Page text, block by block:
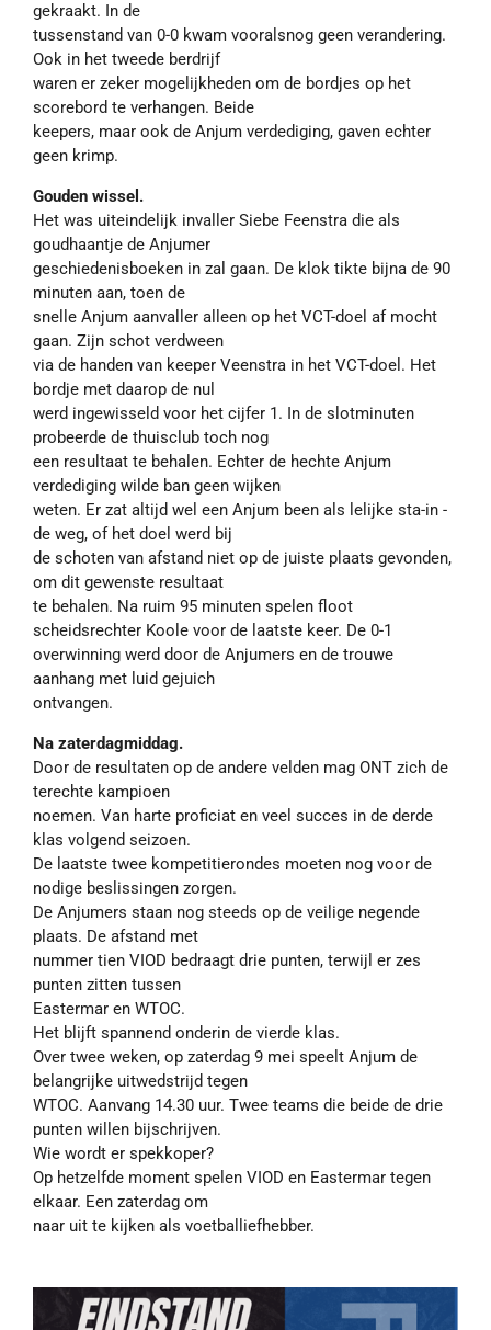
gekraakt. In de
tussenstand van 0-0 kwam vooralsnog geen verandering.
Ook in het tweede berdrijf
waren er zeker mogelijkheden om de bordjes op het
scorebord te verhangen. Beide
keepers, maar ook de Anjum verdediging, gaven echter
geen krimp.
Gouden wissel.
Het was uiteindelijk invaller Siebe Feenstra die als
goudhaantje de Anjumer
geschiedenisboeken in zal gaan. De klok tikte bijna de 90
minuten aan, toen de
snelle Anjum aanvaller alleen op het VCT-doel af mocht
gaan. Zijn schot verdween
via de handen van keeper Veenstra in het VCT-doel. Het
bordje met daarop de nul
werd ingewisseld voor het cijfer 1. In de slotminuten
probeerde de thuisclub toch nog
een resultaat te behalen. Echter de hechte Anjum
verdediging wilde ban geen wijken
weten. Er zat altijd wel een Anjum been als lelijke sta-in -
de weg, of het doel werd bij
de schoten van afstand niet op de juiste plaats gevonden,
om dit gewenste resultaat
te behalen. Na ruim 95 minuten spelen floot
scheidsrechter Koole voor de laatste keer. De 0-1
overwinning werd door de Anjumers en de trouwe
aanhang met luid gejuich
ontvangen.
Na zaterdagmiddag.
Door de resultaten op de andere velden mag ONT zich de
terechte kampioen
noemen. Van harte proficiat en veel succes in de derde
klas volgend seizoen.
De laatste twee kompetitierondes moeten nog voor de
nodige beslissingen zorgen.
De Anjumers staan nog steeds op de veilige negende
plaats. De afstand met
nummer tien VIOD bedraagt drie punten, terwijl er zes
punten zitten tussen
Eastermar en WTOC.
Het blijft spannend onderin de vierde klas.
Over twee weken, op zaterdag 9 mei speelt Anjum de
belangrijke uitwedstrijd tegen
WTOC. Aanvang 14.30 uur. Twee teams die beide de drie
punten willen bijschrijven.
Wie wordt er spekkoper?
Op hetzelfde moment spelen VIOD en Eastermar tegen
elkaar. Een zaterdag om
naar uit te kijken als voetballiefhebber.